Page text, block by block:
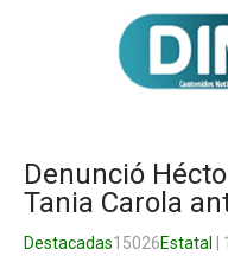
Denunció
Tania Carola
Destacadas15026Estatal